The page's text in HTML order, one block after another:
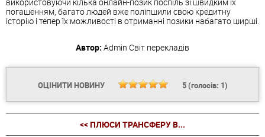
погашенням, багато людей вже поліпшили свою кредитну
історію і тепер їх можливості в отриманні позики набагато ширші.
Автор: Admin Світ перекладів
ОЦІНИТИ НОВИНУ 5(голосів: 1)
<< ПЛЮСИ ТРАНСФЕРУ В...